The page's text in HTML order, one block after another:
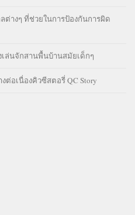
ต่างๆ ที่ช่วยในการป้องกันการผิด
ล่นจักสานพื้นบ้านสมัยเด็กๆ
อเนื่องคิวซีสตอรี่ QC Story